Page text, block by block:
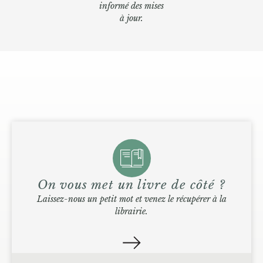
informé des mises
à jour.
On vous met un livre de côté ?
Laissez-nous un petit mot et venez le récupérer à la
librairie.